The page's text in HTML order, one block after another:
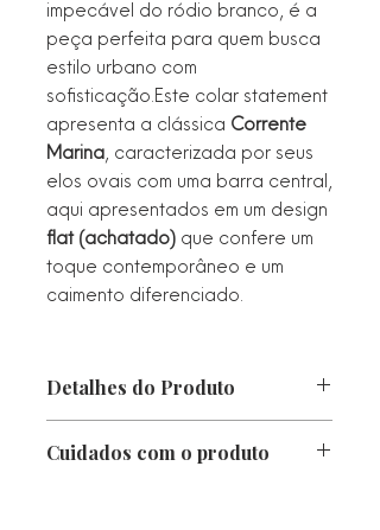
impecável do ródio branco, é a
peça perfeita para quem busca
estilo urbano com
sofisticação.Este colar statement
apresenta a clássica Corrente
Marina , caracterizada por seus
elos ovais com uma barra central,
aqui apresentados em um design
flat (achatado) que confere um
toque contemporâneo e um
caimento diferenciado.
Detalhes do Produto
Expessura: 0,8 cm
Cuidados com o produto